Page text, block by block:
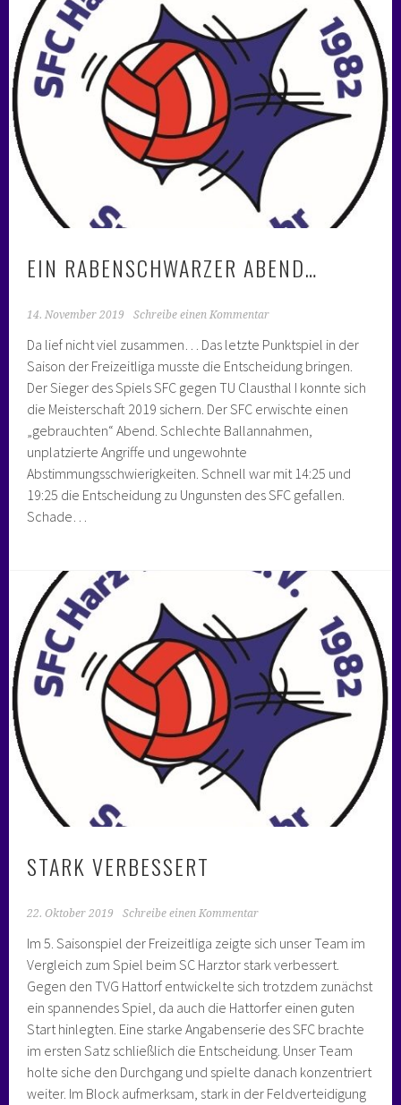
EIN RABENSCHWARZER ABEND…
14. November 2019 Schreibe einen Kommentar
Da lief nicht viel zusammen… Das letzte Punktspiel in der
Saison der Freizeitliga musste die Entscheidung bringen.
Der Sieger des Spiels SFC gegen TU Clausthal I konnte sich
die Meisterschaft 2019 sichern. Der SFC erwischte einen
„gebrauchten“ Abend. Schlechte Ballannahmen,
unplatzierte Angriffe und ungewohnte
Abstimmungsschwierigkeiten. Schnell war mit 14:25 und
19:25 die Entscheidung zu Ungunsten des SFC gefallen.
Schade…
STARK VERBESSERT
22. Oktober 2019 Schreibe einen Kommentar
Im 5. Saisonspiel der Freizeitliga zeigte sich unser Team im
Vergleich zum Spiel beim SC Harztor stark verbessert.
Gegen den TVG Hattorf entwickelte sich trotzdem zunächst
ein spannendes Spiel, da auch die Hattorfer einen guten
Start hinlegten. Eine starke Angabenserie des SFC brachte
im ersten Satz schließlich die Entscheidung. Unser Team
holte siche den Durchgang und spielte danach konzentriert
weiter. Im Block aufmerksam, stark in der Feldverteidigung